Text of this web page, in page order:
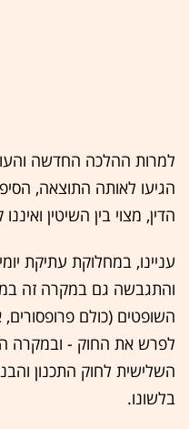
למרות ההלכה החדשה
הגיעו לאותה התוצאה,
הדין, מצוי בין השיטין
עניינו, במחלוקת עתיקת
והתגבשה גם במקרה זה
השופטים (כולם
השלישית לחוק התכנון
בלשונו.